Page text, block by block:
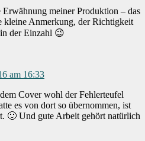
meiner Produktion – das
kleine Anmerkung, der Richtigkeit
der Einzahl 😉
am 16:33
Cover wohl der Fehlerteufel
es von dort so übernommen, ist
🙂 Und gute Arbeit gehört natürlich